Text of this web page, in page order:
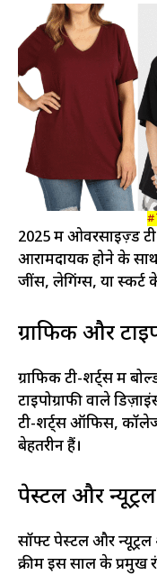
2025 में ओवरसाइज़्ड
आरामदायक होने के
जींस, लेगिंग्स, या स्कर्ट
ग्राफिक और
ग्राफिक टी-शर्ट्स में
टाइपोग्राफी वाले
टी-शर्ट्स ऑफिस,
बेहतरीन हैं।
पेस्टल और
सॉफ्ट पेस्टल और
क्रीम इस साल के प्रमुख